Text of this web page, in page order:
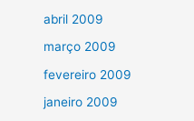
abril 2009
março 2009
fevereiro 2009
janeiro 2009